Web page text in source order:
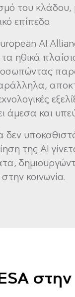
του κλάδου,
επίπεδο.
AI
ηθικά
άμεσα και
δεν
της AI
κοινωνία.